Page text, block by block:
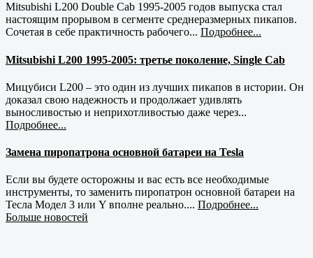
Mitsubishi L200 Double Cab 1995-2005 годов выпуска стал
настоящим прорывом в сегменте среднеразмерных пикапов.
Сочетая в себе практичность рабочего... Подробнее...
Mitsubishi L200 1995-2005: третье поколение, Single Cab
Мицубиси L200 – это один из лучших пикапов в истории. Он
доказал свою надежность и продолжает удивлять
выносливостью и неприхотливостью даже через...
Подробнее...
Замена пиропатрона основной батареи на Tesla
Если вы будете осторожны и вас есть все необходимые
инструменты, то заменить пиропатрон основной батареи на
Тесла Модел 3 или Y вполне реально.... Подробнее...
Больше новостей